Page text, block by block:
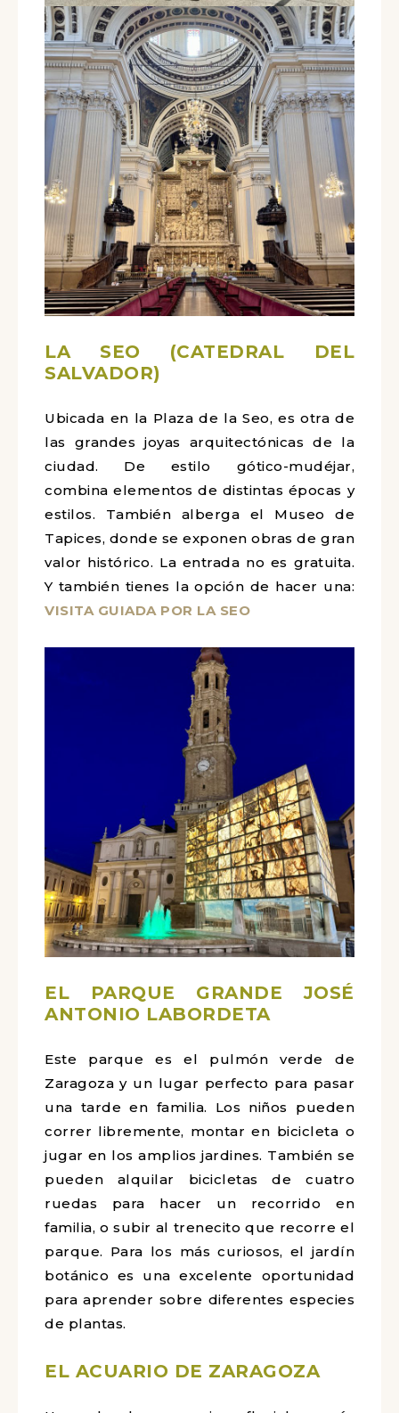
LA SEO (CATEDRAL DEL
SALVADOR)
Ubicada en la Plaza de la Seo, es otra de
las grandes joyas arquitectónicas de la
ciudad. De estilo gótico-mudéjar,
combina elementos de distintas épocas y
estilos. También alberga el Museo de
Tapices, donde se exponen obras de gran
valor histórico. La entrada no es gratuita.
Y también tienes la opción de hacer una:
VISITA GUIADA POR LA SEO
EL PARQUE GRANDE JOSÉ
ANTONIO LABORDETA
Este parque es el pulmón verde de
Zaragoza y un lugar perfecto para pasar
una tarde en familia. Los niños pueden
correr libremente, montar en bicicleta o
jugar en los amplios jardines. También se
pueden alquilar bicicletas de cuatro
ruedas para hacer un recorrido en
familia, o subir al trenecito que recorre el
parque. Para los más curiosos, el jardín
botánico es una excelente oportunidad
para aprender sobre diferentes especies
de plantas.
EL ACUARIO DE ZARAGOZA